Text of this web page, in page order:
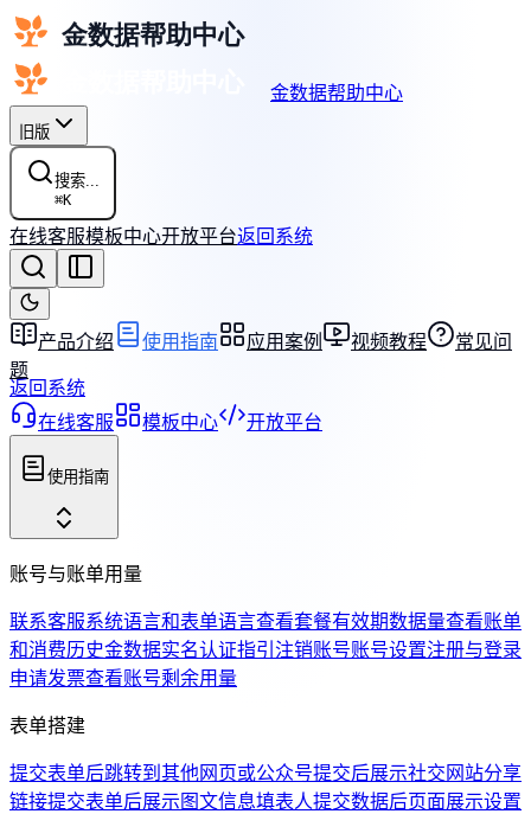
金数据帮助中心
旧版
搜索...
⌘K
在线客服模板中心开放平台返回系统
产品介绍 使用指南 应用案例 视频教程
常见问
题
返回系统
在线客服
模板中心 开放平台
使用指南
账号与账单用量
联系客服系统语言和表单语言查看套餐有效期数据量查看账单
和消费历史金数据实名认证指引注销账号账号设置注册与登录
申请发票查看账号剩余用量
表单搭建
提交表单后跳转到其他网页或公众号提交后展示社交网站分享
链接提交表单后展示图文信息填表人提交数据后页面展示设置